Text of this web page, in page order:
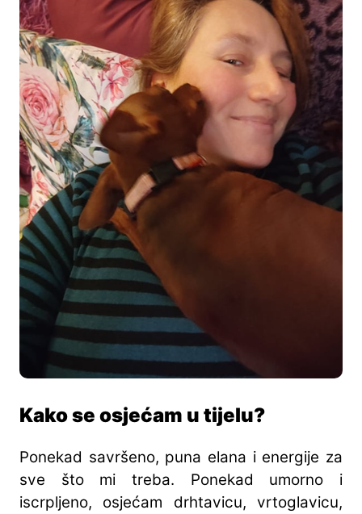
Kako se osjećam u tijelu?
Ponekad savršeno, puna elana i energije za
sve što mi treba. Ponekad umorno i
iscrpljeno, osjećam drhtavicu, vrtoglavicu,